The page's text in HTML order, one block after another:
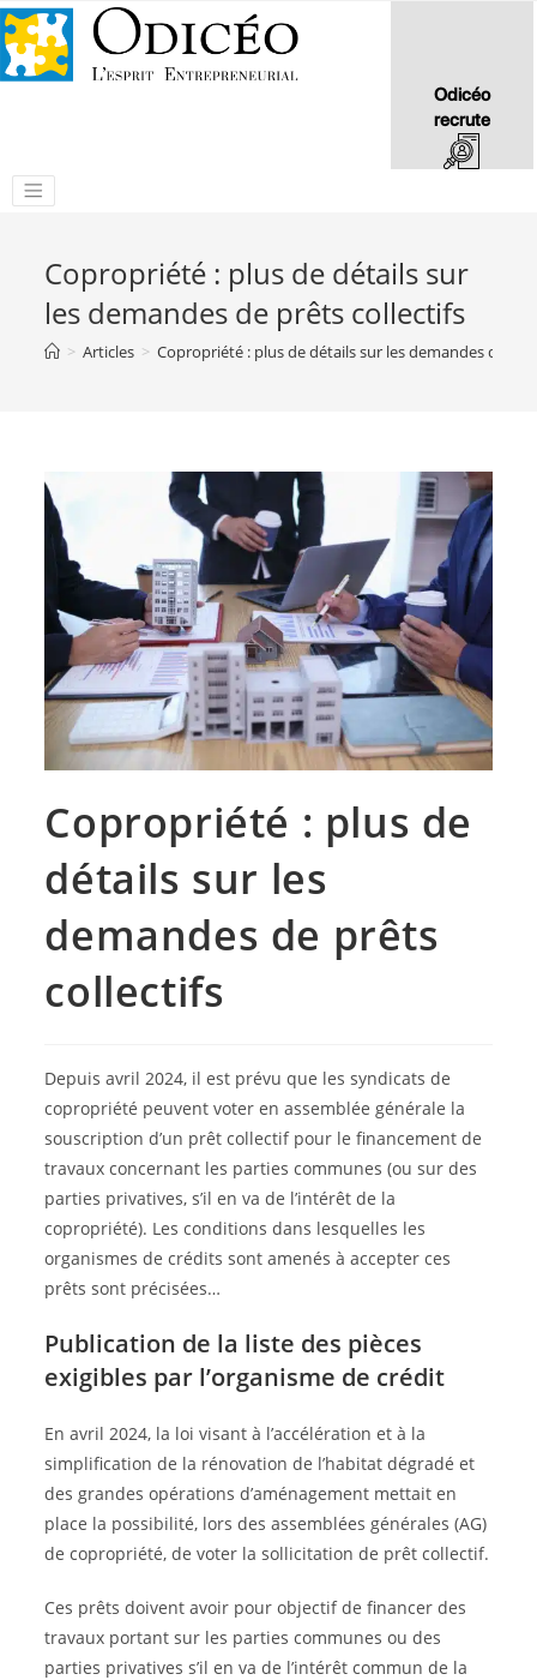
Odicéo
recrute
Copropriété : plus de détails sur
les demandes de prêts collectifs
> Articles > Copropriété : plus de détails sur les demandes de
Copropriété : plus de
détails sur les
demandes de prêts
collectifs
Depuis avril 2024, il est prévu que les syndicats de
copropriété peuvent voter en assemblée générale la
souscription d’un prêt collectif pour le financement de
travaux concernant les parties communes (ou sur des
parties privatives, s’il en va de l’intérêt de la
copropriété). Les conditions dans lesquelles les
organismes de crédits sont amenés à accepter ces
prêts sont précisées…
Publication de la liste des pièces
exigibles par l’organisme de crédit
En avril 2024, la loi visant à l’accélération et à la
simplification de la rénovation de l’habitat dégradé et
des grandes opérations d’aménagement mettait en
place la possibilité, lors des assemblées générales (AG)
de copropriété, de voter la sollicitation de prêt collectif.
Ces prêts doivent avoir pour objectif de financer des
travaux portant sur les parties communes ou des
parties privatives s’il en va de l’intérêt commun de la